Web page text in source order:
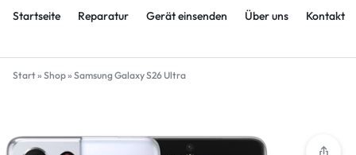
Startseite Reparatur Gerät einsenden Über uns Kontakt
Start» Shop» Samsung Galaxy S26 Ultra